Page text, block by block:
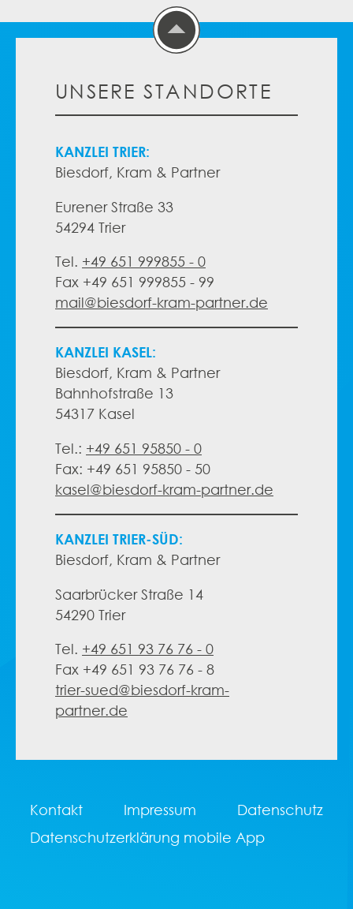
UNSERE STANDORTE
KANZLEI TRIER:
Biesdorf, Kram & Partner
Eurener Straße 33
54294 Trier
Tel. +49 651 999855 - 0
Fax +49 651 999855 - 99
mail@biesdorf-kram-partner.de
KANZLEI KASEL:
Biesdorf, Kram & Partner
Bahnhofstraße 13
54317 Kasel
Tel.: +49 651 95850 - 0
Fax: +49 651 95850 - 50
kasel@biesdorf-kram-partner.de
KANZLEI TRIER-SÜD:
Biesdorf, Kram & Partner
Saarbrücker Straße 14
54290 Trier
Tel. +49 651 93 76 76 - 0
Fax +49 651 93 76 76 - 8
trier-sued@biesdorf-kram-
partner.de
Kontakt Impressum
Datenschutz
Datenschutzerklärung mobile App